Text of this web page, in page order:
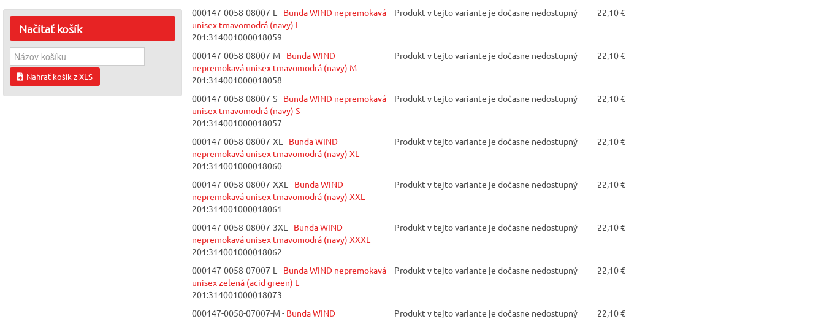
Načítaťkošík
Nahrať košík z XLS
000147-0058-08007-L - Bunda WIND nepremokavá
unisex tmavomodrá (navy) L
201:314001000018059
Produkt v tejto variante je dočasne nedostupný 22,10 €
000147-0058-08007-M - Bunda WIND
nepremokavá unisex tmavomodrá (navy) M
201:314001000018058
Produkt v tejto variante je dočasne nedostupný 22,10 €
000147-0058-08007-S - Bunda WIND nepremokavá
unisex tmavomodrá (navy) S
201:314001000018057
Produkt v tejto variante je dočasne nedostupný 22,10 €
000147-0058-08007-XL - Bunda WIND
nepremokavá unisex tmavomodrá (navy) XL
201:314001000018060
Produkt v tejto variante je dočasne nedostupný 22,10 €
000147-0058-08007-XXL - Bunda WIND
nepremokavá unisex tmavomodrá (navy) XXL
201:314001000018061
Produkt v tejto variante je dočasne nedostupný 22,10 €
000147-0058-08007-3XL - Bunda WIND
nepremokavá unisex tmavomodrá (navy) XXXL
201:314001000018062
Produkt v tejto variante je dočasne nedostupný 22,10 €
000147-0058-07007-L - Bunda WIND nepremokavá
unisex zelená (acid green) L
201:314001000018073
Produkt v tejto variante je dočasne nedostupný 22,10 €
000147-0058-07007-M - Bunda WIND
Produkt v tejto variante je dočasne nedostupný 22,10 €